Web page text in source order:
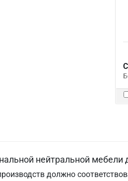
нейтральной мебели
должно